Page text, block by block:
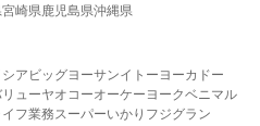
宮崎県鹿児島県沖縄県
ア ビッグヨーサンイトーヨーカドー
ューヤオコーオーケー ヨークベニマル
イフ業務スーパーいかり フジグラン